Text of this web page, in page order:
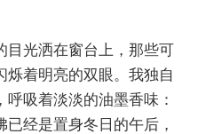
目光洒在窗台上，那些可
烁着明亮的双眼。我独自
吸着淡淡的油墨香味：
经是置身冬日的午后，